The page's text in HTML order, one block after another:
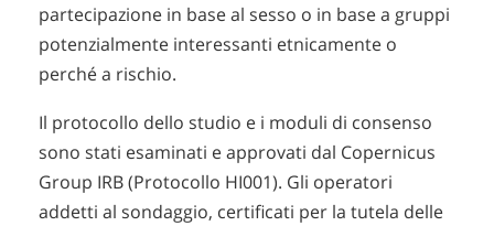
partecipazione in base al sesso o in base a gruppi
potenzialmente interessanti etnicamente o
perché a rischio.
Il protocollo dello studio e i moduli di consenso
sono stati esaminati e approvati dal Copernicus
Group IRB (Protocollo HI001). Gli operatori
addetti al sondaggio, certificati per la tutela delle